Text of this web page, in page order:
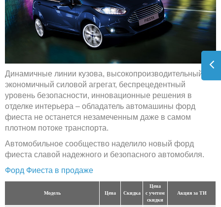
Динамичные линии кузова, высокопроизводительный и
экономичный силовой агрегат, беспрецедентный
уровень безопасности, инновационные решения в
отделке интерьера – обладатель автомашины форд
фиеста не останется незамеченным даже в самом
плотном потоке транспорта.
Автомобильное сообщество наделило новый форд
фиеста славой надежного и безопасного автомобиля.
Форд Фиеста в продаже
Модель Цена Скидка
Цена
с учетом
скидки
Акция за ТИ